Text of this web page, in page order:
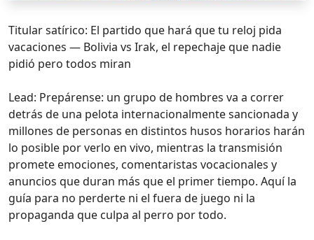
Titular satírico: El partido que hará que tu reloj pida
vacaciones — Bolivia vs Irak, el repechaje que nadie
pidió pero todos miran
Lead: Prepárense: un grupo de hombres va a correr
detrás de una pelota internacionalmente sancionada y
millones de personas en distintos husos horarios harán
lo posible por verlo en vivo, mientras la transmisión
promete emociones, comentaristas vocacionales y
anuncios que duran más que el primer tiempo. Aquí la
guía para no perderte ni el fuera de juego ni la
propaganda que culpa al perro por todo.